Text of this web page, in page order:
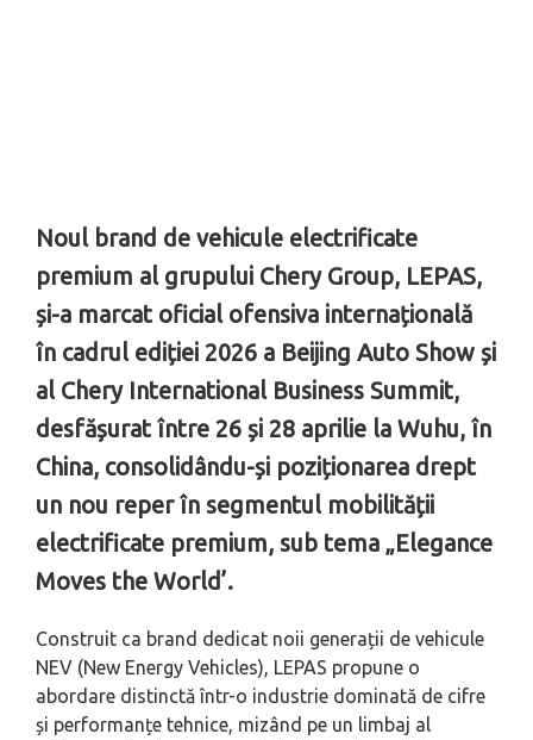
Noul brand de vehicule electrificate
premium al grupului Chery Group, LEPAS,
și-a marcat oficial ofensiva internațională
în cadrul ediției 2026 a Beijing Auto Show și
al Chery International Business Summit,
desfășurat între 26 și 28 aprilie la Wuhu, în
China, consolidându-și poziționarea drept
un nou reper în segmentul mobilității
electrificate premium, sub tema „Elegance
Moves the World’.
Construit ca brand dedicat noii generații de vehicule
NEV (New Energy Vehicles), LEPAS propune o
abordare distinctă într-o industrie dominată de cifre
și performanțe tehnice, mizând pe un limbaj al